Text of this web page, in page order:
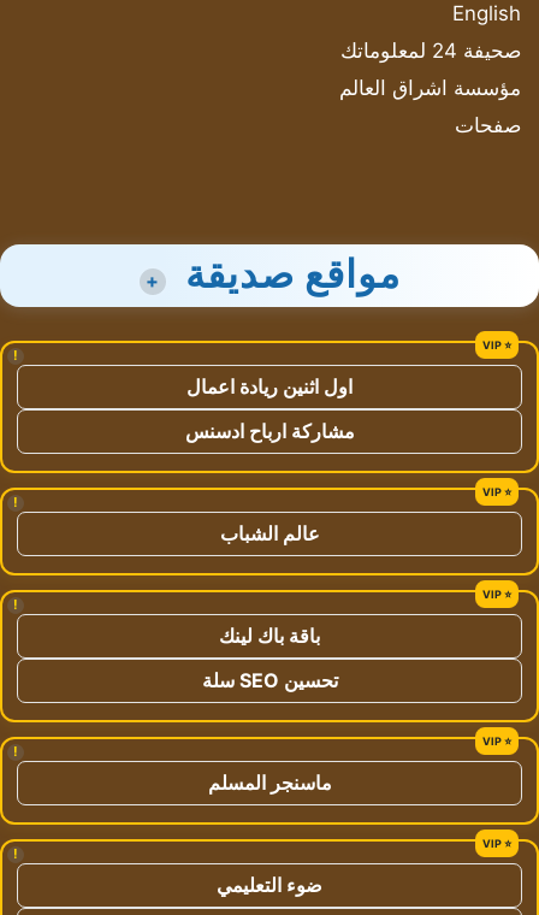
English
صحيفة 24 لمعلوماتك
مؤسسة اشراق العالم
صفحات
مواقع صديقة +
!
اول اثنين ريادة اعمال
مشاركة ارباح ادسنس
!
عالم الشباب
!
باقة باك لينك
تحسين SEO سلة
!
ماسنجر المسلم
!
ضوء التعليمي